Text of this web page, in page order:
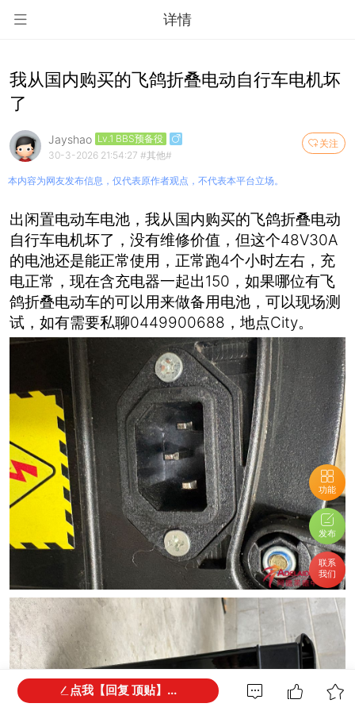
详情
功能
发布
联系
我们
我从国内购买的飞鸽折叠电动自行车电机坏
了
关注
Jayshao Lv.1 BBS预备役
30-3-2026 21:54:27 #其他#
本内容为网友发布信息，仅代表原作者观点，不代表本平台立场。
出闲置电动车电池，我从国内购买的飞鸽折叠电动
自行车电机坏了，没有维修价值，但这个48V30A
的电池还是能正常使用，正常跑4个小时左右，充
电正常，现在含充电器一起出150，如果哪位有飞
鸽折叠电动车的可以用来做备用电池，可以现场测
试，如有需要私聊0449900688，地点City。
点我【回复 顶贴】...